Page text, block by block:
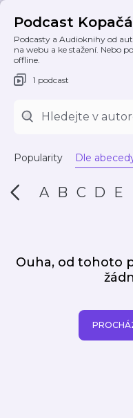
Podcast
Podcasty a Audioknihy od
na webu a ke stažení. Nebo
offline.
1 podcast
Popularity Dle
A B C D E
Ouha, od tohoto